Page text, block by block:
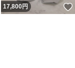
いいね！
17,800円